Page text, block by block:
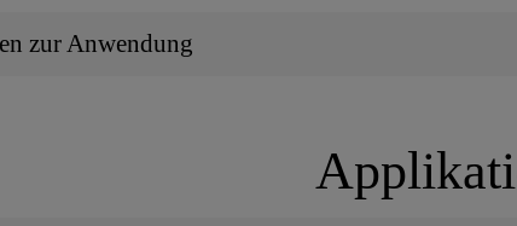
zur Anwendung